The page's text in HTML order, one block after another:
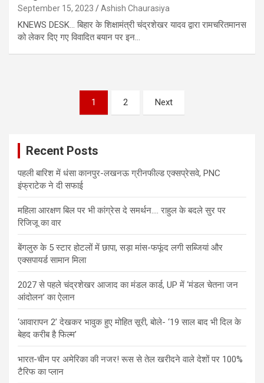
September 15, 2023 Ashish Chaurasiya
KNEWS DESK… बिहार के शिक्षामंत्री चंद्रशेखर यादव द्वारा रामचरितमानस
को लेकर दिए गए विवादित बयान पर इन…
1 2 Next
Recent Posts
पहली बारिश में धंसा कानपुर-लखनऊ ग्रीनफील्ड एक्सप्रेसवे, PNC
इंफ्राटेक ने दी सफाई
महिला आरक्षण बिल पर भी कांग्रेस दे समर्थन…. राहुल के बदले सुर पर
रिजिजू का वार
बेंगलुरु के 5 स्टार होटलों में छापा, सड़ा मांस-फफूंद लगी सब्जियां और
एक्सपायर्ड सामान मिला
2027 से पहले चंद्रशेखर आजाद का मंडल कार्ड, UP में ‘मंडल चेतना जन
आंदोलन’ का ऐलान
‘आवारापन 2’ देखकर भावुक हुए मोहित सूरी, बोले- ‘19 साल बाद भी दिल के
बेहद करीब है फिल्म’
भारत-चीन पर अमेरिका की नजर! रूस से तेल खरीदने वाले देशों पर 100%
टैरिफ का प्लान